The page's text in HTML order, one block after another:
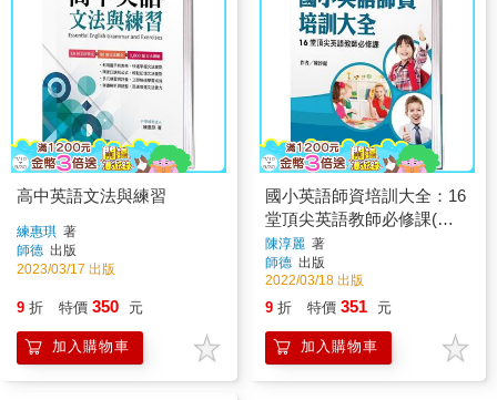
高中英語文法與練習
練惠琪 著
師德 出版
2023/03/17 出版
9 折 特價 350 元
加入購物車
國小英語師資培訓大全：16
堂頂尖英語教師必修課(附
26首英語歌謠QR CODE音
檔)
陳淳麗 著
師德 出版
2022/03/18 出版
9 折 特價 351 元
加入購物車